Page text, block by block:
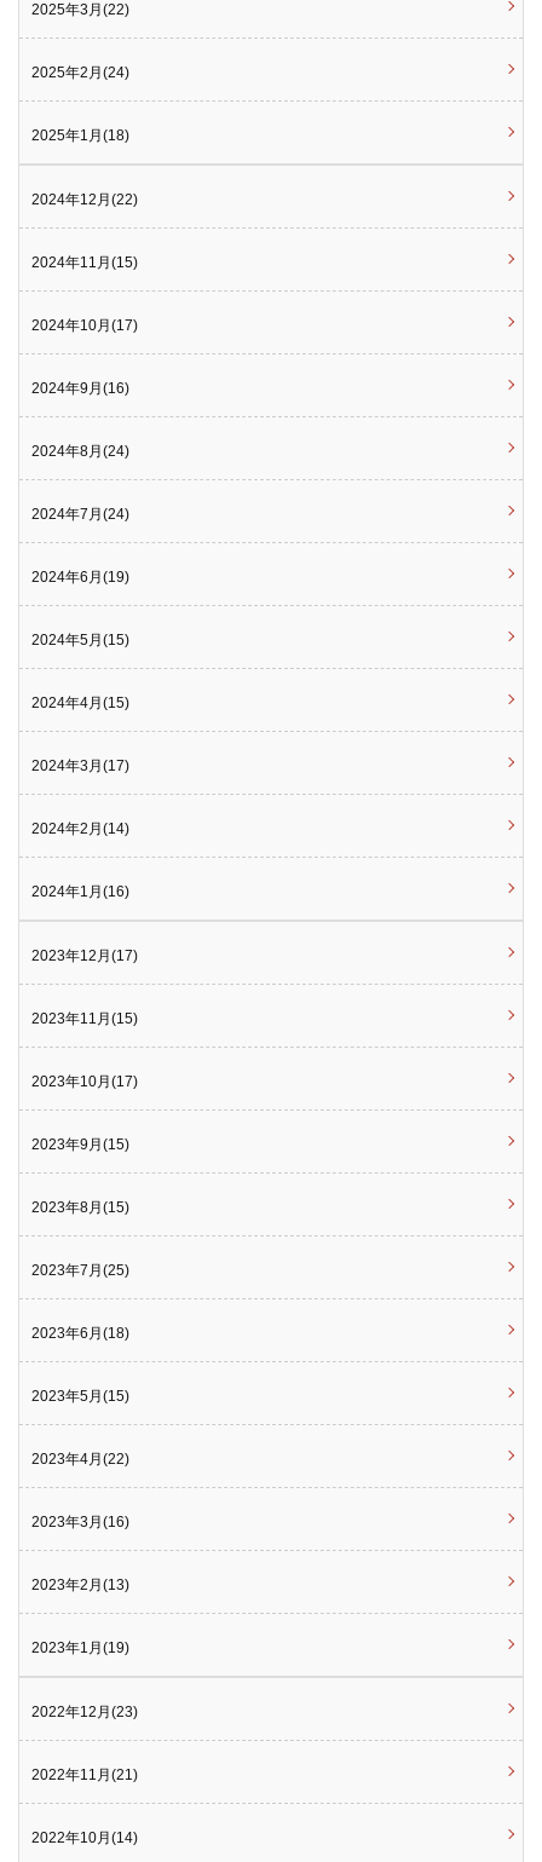
2025年3月(22)
2025年2月(24)
2025年1月(18)
2024年12月(22)
2024年11月(15)
2024年10月(17)
2024年9月(16)
2024年8月(24)
2024年7月(24)
2024年6月(19)
2024年5月(15)
2024年4月(15)
2024年3月(17)
2024年2月(14)
2024年1月(16)
2023年12月(17)
2023年11月(15)
2023年10月(17)
2023年9月(15)
2023年8月(15)
2023年7月(25)
2023年6月(18)
2023年5月(15)
2023年4月(22)
2023年3月(16)
2023年2月(13)
2023年1月(19)
2022年12月(23)
2022年11月(21)
2022年10月(14)